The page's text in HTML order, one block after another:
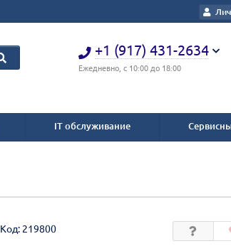
+1 (917) 431-2634
Ежедневно, с 10:00 до 18:00
IT обслуживание
Код: 219800